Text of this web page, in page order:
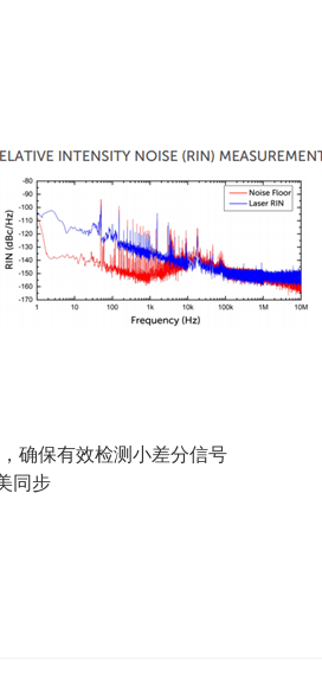
确保有效检测小差分信号
同步